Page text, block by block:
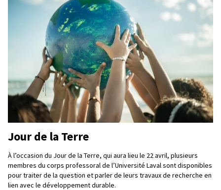
Jour de la Terre
À l’occasion du Jour de la Terre, qui aura lieu le 22 avril, plusieurs
membres du corps professoral de l’Université Laval sont disponibles
pour traiter de la question et parler de leurs travaux de recherche en
lien avec le développement durable.